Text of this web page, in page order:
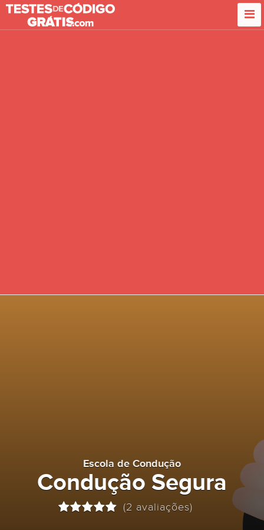
Escola de Condução
Condução Segura
(2 avaliações)